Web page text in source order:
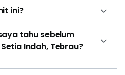
ini?
tahu sebelum
Indah, Tebrau?